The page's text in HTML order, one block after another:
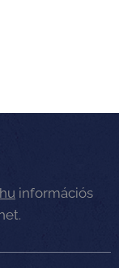
információs